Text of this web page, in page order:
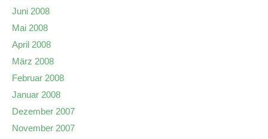
Juni 2008
Mai 2008
April 2008
März 2008
Februar 2008
Januar 2008
Dezember 2007
November 2007